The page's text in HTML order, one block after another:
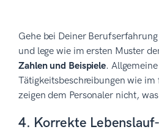
Gehe bei Deiner
und lege wie im ersten Muster
Zahlen und Beispiele. Allgemeine
Tätigkeitsbeschreibungen wie im
zeigen dem Personaler nicht,
4. Korrekte